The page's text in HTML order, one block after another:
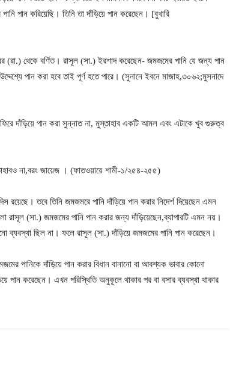
পান করিয়েছি। তিনি তা দাঁড়িয়ে পান করেছেন। [বুখারি
থেকে বর্ণিত। রাসূল (সা.) ইরশাদ করেছেন- জমজমের পানি যে জন্য পান
পান করা হবে তাই পূর্ণ হতে পারে। (সুনানে ইবনে মাজাহ,৩০৬২;মুসনাদে
দাঁড়িয়ে পান করা সুন্নাত না, মুস্তাহাব একটি আমল এবং এটাকে খুব গুরুত্ব
না,বরং জায়েজ । (ফাতওয়ায়ে শামী-১/২৫৪-২৫৫)
রয়েছে। তবে তিনি জমজমরে পানি দাঁড়িয়ে পান করার নিদের্শ দিয়েছেন এমন
রাসূল (সা.) জমজমের পানি পান করার জন্য দাঁড়িয়েছেন,ব্যাপারটি এমন নয়।
ব্যবস্থা ছিল না। ফলে রাসূল (সা.) দাঁড়িয়ে জমজমের পানি পান করেছেন।
পানিকে দাঁড়িয়ে পান করার বিধান বানানো বা আবশ্যক ভাবার কোনো
পান করেছেন। এখন পরিস্থিতি অনুকূলে থাকার পর বা বসার ব্যবস্থা থাকার